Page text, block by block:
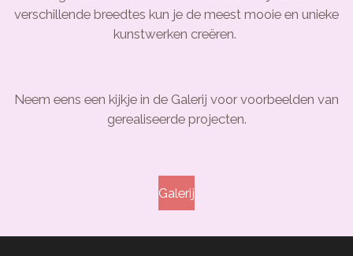
verschillende breedtes kun je de meest mooie en unieke
kunstwerken creëren.
Neem eens een kijkje in de Galerij voor voorbeelden van
gerealiseerde projecten.
Galerij